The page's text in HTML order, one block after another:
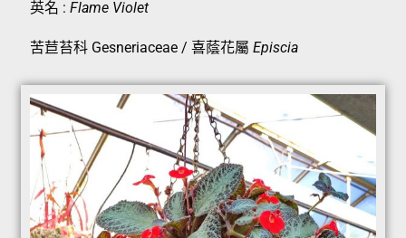
英名 : Flame Violet
苦苣苔科 Gesneriaceae / 喜蔭花屬 Episcia